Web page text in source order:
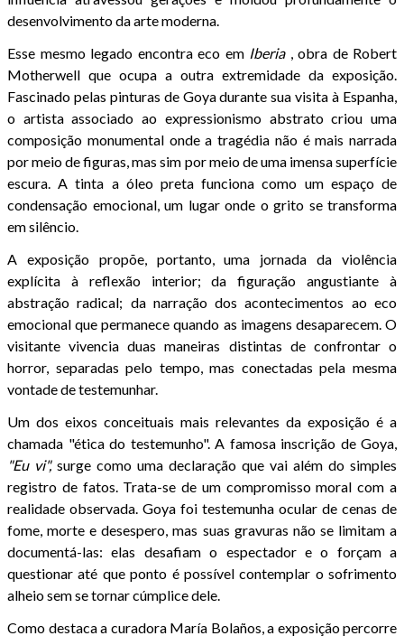
desenvolvimento da arte moderna.
Esse mesmo legado encontra eco em Iberia, obra de Robert
Motherwell que ocupa a outra extremidade da exposição.
Fascinado pelas pinturas de Goya durante sua visita à Espanha,
o artista associado ao expressionismo abstrato criou uma
composição monumental onde a tragédia não é mais narrada
por meio de figuras, mas sim por meio de uma imensa superfície
escura. A tinta a óleo preta funciona como um espaço de
condensação emocional, um lugar onde o grito se transforma
em silêncio.
A exposição propõe, portanto, uma jornada da violência
explícita à reflexão interior; da figuração angustiante à
abstração radical; da narração dos acontecimentos ao eco
emocional que permanece quando as imagens desaparecem. O
visitante vivencia duas maneiras distintas de confrontar o
horror, separadas pelo tempo, mas conectadas pela mesma
vontade de testemunhar.
Um dos eixos conceituais mais relevantes da exposição é a
chamada "ética do testemunho". A famosa inscrição de Goya,
"Eu vi",surge como uma declaração que vai além do simples
registro de fatos. Trata-se de um compromisso moral com a
realidade observada. Goya foi testemunha ocular de cenas de
fome, morte e desespero, mas suas gravuras não se limitam a
documentá-las: elas desafiam o espectador e o forçam a
questionar até que ponto é possível contemplar o sofrimento
alheio sem se tornar cúmplice dele.
Como destaca a curadora María Bolaños, a exposição percorre